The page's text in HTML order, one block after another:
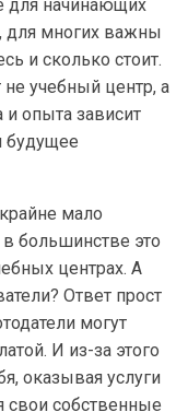
начинающих
для многих важны
и сколько стоит.
не учебный центр, а
и опыта зависит
будущее
мало
большинстве это
центрах. А
Ответ прост
могут
И из-за этого
оказывая услуги
свои собственные